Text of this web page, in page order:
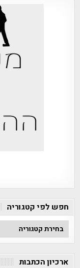
חפש לפי קטגוריה
חפש
לפי
קטגוריה
ארכיון הכתבות